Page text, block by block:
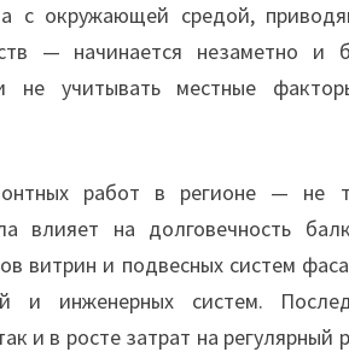
с окружающей средой,
— начинается незаметно и
не учитывать местные
работ в регионе — не
влияет на долговечность
витрин и подвесных систем
и инженерных систем.
и в росте затрат на регулярный